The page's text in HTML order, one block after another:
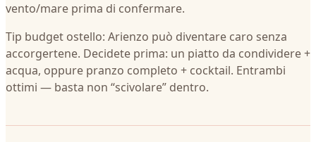
vento/mare prima di confermare.
Tip budget ostello: Arienzo può diventare caro senza
accorgertene. Decidete prima: un piatto da condividere +
acqua, oppure pranzo completo + cocktail. Entrambi
ottimi — basta non “scivolare” dentro.